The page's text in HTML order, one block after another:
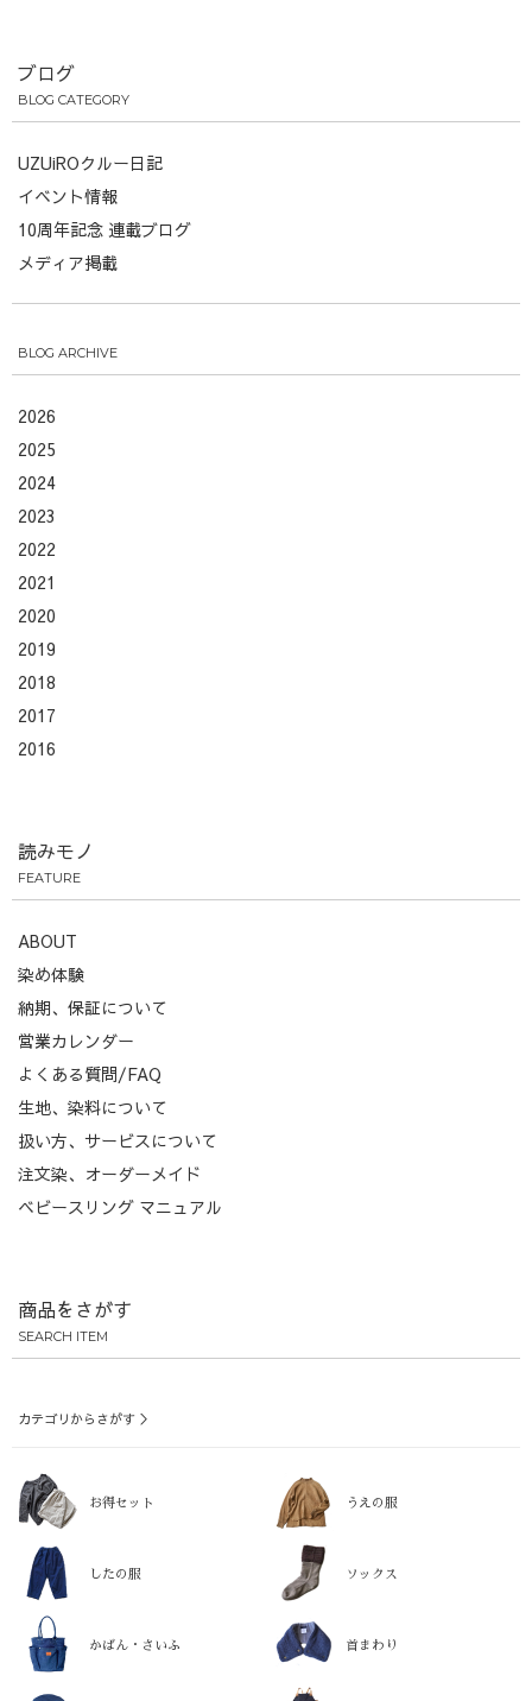
ブログ
BLOG CATEGORY
UZUiROクルー日記
イベント情報
10周年記念 連載ブログ
メディア掲載
BLOG ARCHIVE
2026
2025
2024
2023
2022
2021
2020
2019
2018
2017
2016
読みモノ
FEATURE
ABOUT
染め体験
納期、保証について
営業カレンダー
よくある質問/FAQ
生地、染料について
扱い方、サービスについて
注文染、オーダーメイド
ベビースリング マニュアル
商品をさがす
SEARCH ITEM
カテゴリからさがす ＞
お得セット うえの服
したの服 ソックス
かばん・さいふ 首まわり